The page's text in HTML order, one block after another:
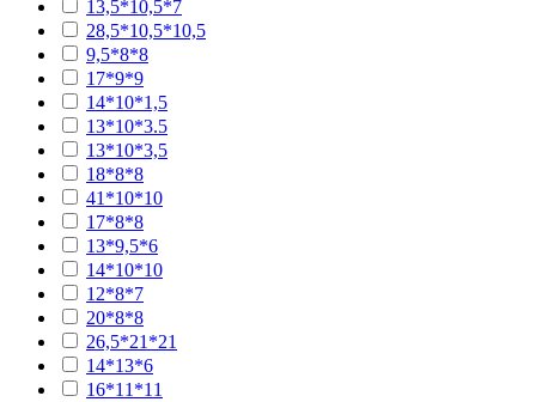
13,5*10,5*7
28,5*10,5*10,5
9,5*8*8
17*9*9
14*10*1,5
13*10*3.5
13*10*3,5
18*8*8
41*10*10
17*8*8
13*9,5*6
14*10*10
12*8*7
20*8*8
26,5*21*21
14*13*6
16*11*11